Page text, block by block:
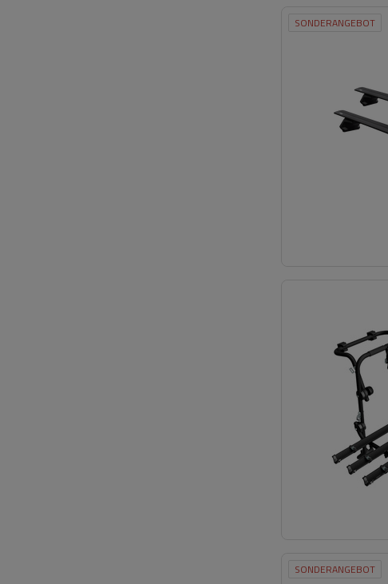
SONDERANGEBOT
SONDERANGEBOT